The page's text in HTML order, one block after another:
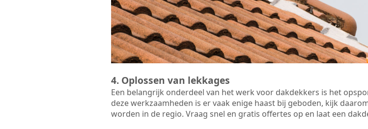
4. Oplossen van lekkages
Een belangrijk onderdeel van het werk voor dakdekkers is het
deze werkzaamheden is er vaak enige haast bij geboden, kijk
worden in de regio. Vraag snel en gratis offertes op en laat een